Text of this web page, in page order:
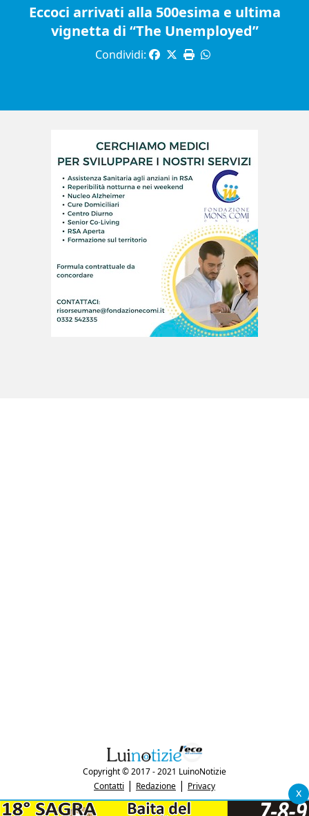
Eccoci arrivati alla 500esima e ultima
vignetta di “The Unemployed”
Condividi:
x
Copyright © 2017 - 2021 LuinoNotizie
Contatti | Redazione | Privacy
"Luinonotizie.it è una testata giornalistica iscritta al Registro Stampa del